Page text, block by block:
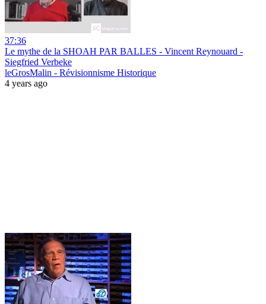
37:36
Le mythe de la SHOAH PAR BALLES - Vincent Reynouard -
Siegfried Verbeke
leGrosMalin - Révisionnisme Historique
4 years ago